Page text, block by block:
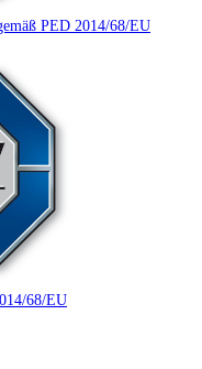
PED 2014/68/EU
68/EU